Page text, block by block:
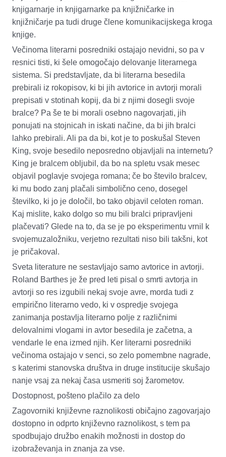
knjigarnarje in knjigarnarkepa knjižničarke in
knjižničarje pa tudi druge člene komunikacijskega kroga
knjige.
Večinoma literarni posredniki ostajajo nevidni, so pa v
resnici tisti, ki šele omogočajo delovanje literarnega
sistema. Si predstavljate, da bi literarna besedila
prebirali iz rokopisov, ki bi jih avtorice in avtorji morali
prepisati v stotinah kopij, da bi z njimi dosegli svoje
bralce? Pa še te bi morali osebno nagovarjati, jih
ponujati na stojnicah in iskati načine, da bi jih bralci
lahko prebirali. Ali pa da bi, kot je to poskušal Steven
King, svoje besedilo neposredno objavljali na internetu?
King je bralcem obljubil, da bo na spletu vsak mesec
objavil poglavje svojega romana; če bo število bralcev,
ki mu bodo zanj plačali simbolično ceno, dosegel
številko, ki jo je določil, bo tako objavil celoten roman.
Kaj mislite, kako dolgo so mu bili bralci pripravljeni
plačevati? Glede na to, da se je po eksperimentu vrnil k
svojemuzaložniku, verjetno rezultati niso bili takšni, kot
je pričakoval.
Sveta literature ne sestavljajo samo avtorice in avtorji.
Roland Barthes je že pred leti pisal o smrti avtorja in
avtorji so res izgubili nekaj svoje avre, morda tudi z
empirično literarno vedo, ki v ospredje svojega
zanimanja postavlja literarno polje z različnimi
delovalnimi vlogami in avtor besedila je začetna, a
vendarle le ena izmed njih. Ker literarni posredniki
večinoma ostajajo v senci, so zelo pomembne nagrade,
s katerimi stanovska društva in druge institucije skušajo
nanje vsaj za nekaj časa usmeriti soj žarometov.
Dostopnost, pošteno plačilo za delo
Zagovorniki književne raznolikosti običajno zagovarjajo
dostopno in odprto književno raznolikost, s tem pa
spodbujajo družbo enakih možnosti in dostop do
izobraževanja in znanja za vse.